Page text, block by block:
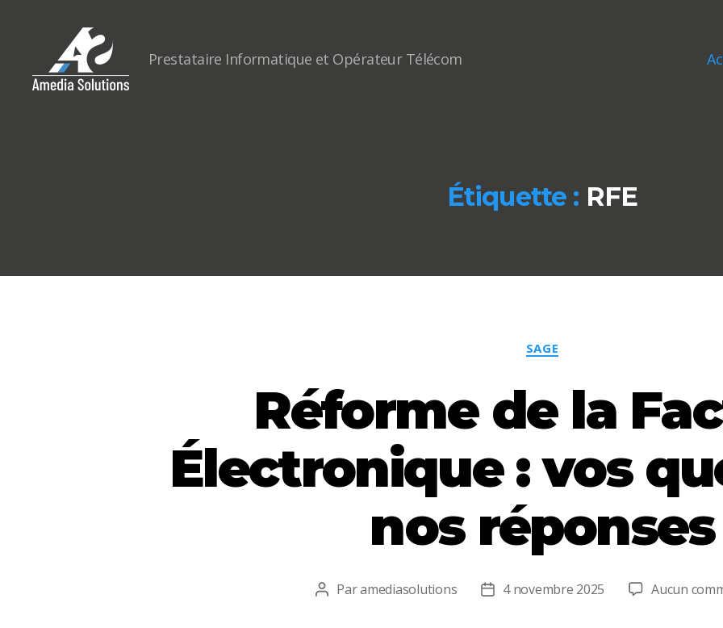
Prestataire Informatique et Opérateur Télécom
Étiquette : RFE
Catégories
SAGE
Réforme de la
Électronique : vos
nos réponses
Auteur
Paramediasolutions
Date4 novembre 2025 Aucun